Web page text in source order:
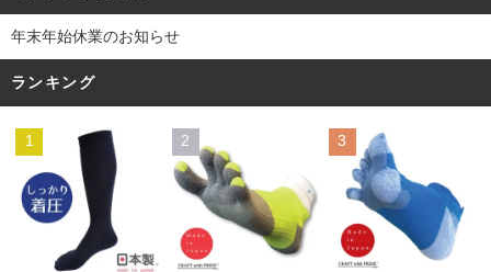
年末年始休業のお知らせ
ランキング
1 2 3